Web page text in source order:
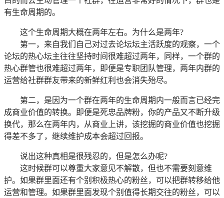
有生命周期的。
这个生命周期大概在两年左右。为什么是两年?
第一，来自我们自己对过去论坛坛主活跃度的观察，一个
论坛的热心坛主往往坚持时间很难超过两年，同样，一个群的
热心群管也很难超过两年，即便是专职团队管理，两年内群的
运营给社群群友带来的新鲜红利也会消失殆尽。
第二，是因为一个群在两年的生命周期内一般而言已经完
成商业价值的转换。即便是死忠品牌粉，你的产品又不断升级
换代，那么在两年内，从商业上讲，该挖掘的商业价值也挖掘
得差不多了，继续维护成本会超过回报。
说出这种真相是很残忍的，但是怎么办呢?
这时候群可以尊重大家意见不解散，但也不需要刻意维
护。如果群里面还有个别积极热心的粉丝，可以把群转移给他
运营和管理。如果群里面发现个别值得长期交往的粉丝，可以